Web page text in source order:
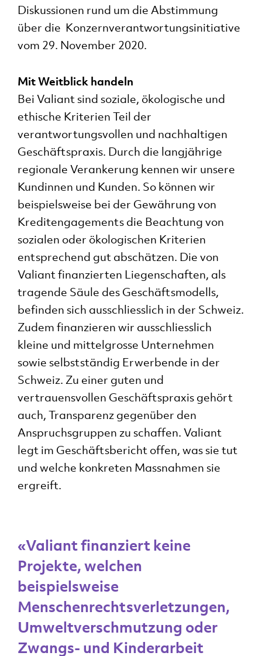
Diskussionen rund um die Abstimmung
über die Konzernverantwortungsinitiative
vom 29. November 2020.
Mit Weitblick handeln
Bei Valiant sind soziale, ökologische und
ethische Kriterien Teil der
verantwortungsvollen und nachhaltigen
Geschäftspraxis. Durch die langjährige
regionale Verankerung kennen wir unsere
Kundinnen und Kunden. So können wir
beispielsweise bei der Gewährung von
Kredit­engagements die Beachtung von
sozialen oder ökologischen Kriterien
entsprechend gut abschätzen. Die von
Valiant finanzierten Liegenschaften, als
tragende Säule des Geschäftsmodells,
befinden sich ausschliesslich in der Schweiz.
Zudem finanzieren wir ausschliesslich
kleine und mittelgrosse Unternehmen
sowie selbstständig Erwerbende in der
Schweiz. Zu einer guten und
vertrauensvollen Geschäftspraxis gehört
auch, Transparenz gegenüber den
Anspruchsgruppen zu schaffen. Valiant
legt im Geschäftsbericht offen, was sie tut
und welche konkreten Massnahmen sie
ergreift.
«Valiant finanziert keine
Projekte, welchen
beispielsweise
Menschenrechtsverletzungen,
Umweltverschmutzung oder
Zwangs- und Kinderarbeit
einfach –
weiter